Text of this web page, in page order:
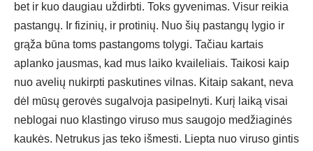
bet ir kuo daugiau uždirbti. Toks gyvenimas. Visur reikia
pastangų. Ir fizinių, ir protinių. Nuo šių pastangų lygio ir
grąža būna toms pastangoms tolygi. Tačiau kartais
aplanko jausmas, kad mus laiko kvaileliais. Taikosi kaip
nuo avelių nukirpti paskutines vilnas. Kitaip sakant, neva
dėl mūsų gerovės sugalvoja pasipelnyti. Kurį laiką visai
neblogai nuo klastingo viruso mus saugojo medžiaginės
kaukės. Netrukus jas teko išmesti. Liepta nuo viruso gintis